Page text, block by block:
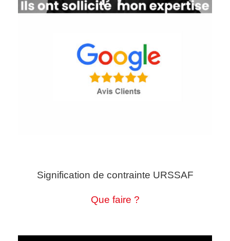
Signification de contrainte URSSAF
Que faire ?